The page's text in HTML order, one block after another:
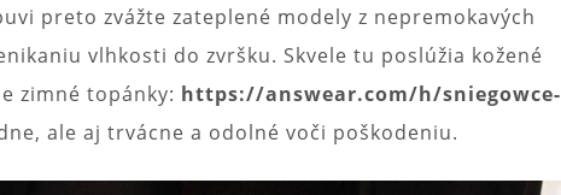
preto zvážte zateplené modely z nepremokavých
vlhkosti do zvršku. Skvele tu poslúžia kožené
zimné topánky: https://answear.com/h/sniegowce-
ale aj trvácne a odolné voči poškodeniu.